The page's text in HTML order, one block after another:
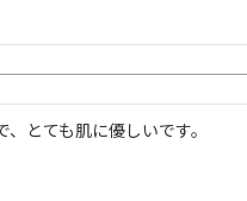
とても肌に優しいです。